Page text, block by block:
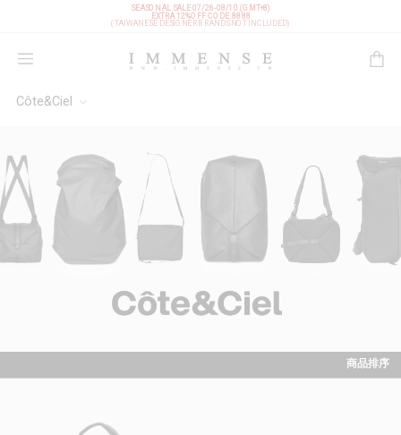
SEASONAL SALE 07/26-08/10 (GMT+8)
EXTRA 12%OFF CODE: 8888
(TAIWANESE DESIGNER BRANDS NOT INCLUDED)
購物袋
Côte&Ciel
商品排序